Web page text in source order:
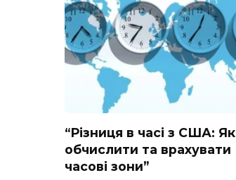
“Різниця в часі з США: Як
обчислити та врахувати
часові зони”